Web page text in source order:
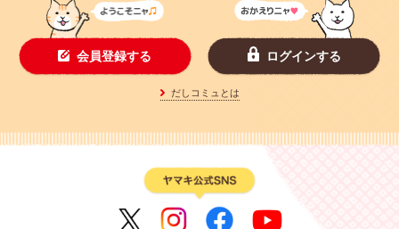
会員登録する ログインする
だしコミュとは